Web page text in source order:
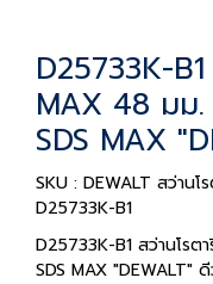
D25733K-
MAX 48 มม
SDS MAX
SKU : DEWALT สว่าน
D25733K-B1
D25733K-B1 สว่านโร
SDS MAX "DEWALT"